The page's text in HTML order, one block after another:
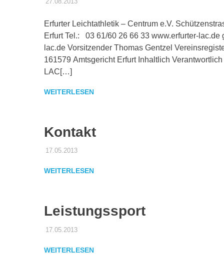
Erfurter Leichtathletik – Centrum e.V.
Erfurt Tel.: 03 61/60 26 66 33 www.erfurter-lac.de
lac.de Vorsitzender Thomas Gentzel
161579 Amtsgericht Erfurt Inhaltlich Verantwortlich
LAC[…]
WEITERLESEN
Kontakt
17.05.2013ELACEV
UNCATEGORISED
WEITERLESEN
Leistungssport
17.05.2013ELACEV
UNCATEGORISED
WEITERLESEN